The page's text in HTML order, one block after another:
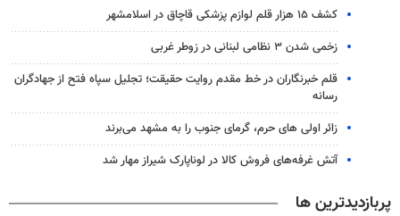
کشف ۱۵ هزار قلم لوازم پزشکی قاچاق در اسلامشهر
زخمی شدن ۳ نظامی لبنانی در زوطر غربی
قلم خبرنگاران در خط مقدم روایت حقیقت؛ تجلیل سپاه فتح از جهادگران
رسانه
زائر اولی های حرم، گرمای جنوب را به مشهد می‌برند
آتش غرفه‌های فروش کالا در لوناپارک شیراز مهار شد
پربازدیدترین ها